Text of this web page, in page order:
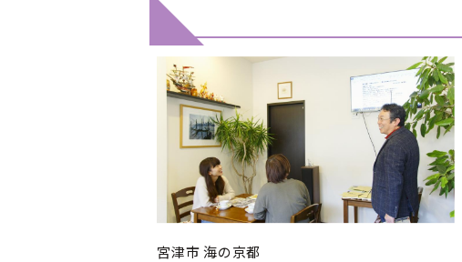
③天の岩戸神社 ④豊受大神神社（外宮） ⑤
参道 ⑥元伊勢観光センター（解散） ※上記
の流れは目安です。 当日の状況によって流
れが変更になる場合がありますので、あら
かじめご了承ください。 ■催行期間：通年
※ただし12／25～1／15は休み ■申込締
切：７日前
宮津市海の京都